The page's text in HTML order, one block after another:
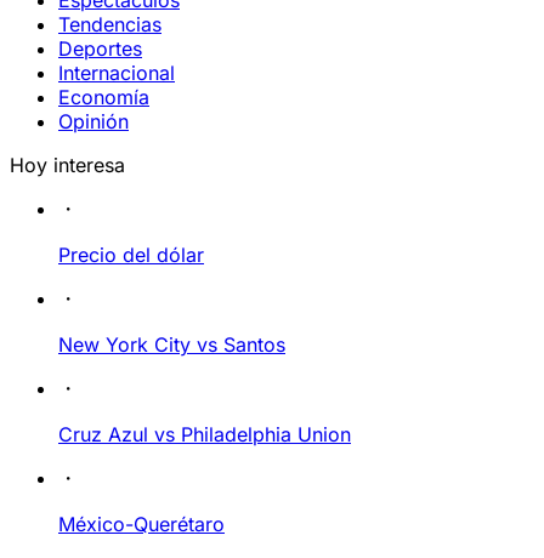
Tendencias
Deportes
Internacional
Economía
Opinión
Hoy interesa
Precio del dólar
New York City vs Santos
Cruz Azul vs Philadelphia Union
México-Querétaro